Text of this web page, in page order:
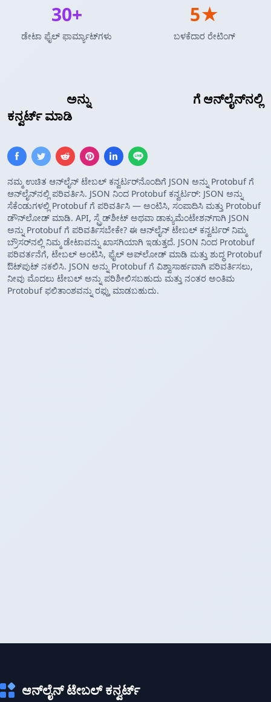
ಅನ್ನು
ಗೆ ಆನ್‌ಲೈನ್‌ನಲ್ಲಿ
ಕನ್ವರ್ಟ್ ಮಾಡಿ
ನಮ್ಮ ಉಚಿತ ಆನ್‌ಲೈನ್ ಟೇಬಲ್ ಕನ್ವರ್ಟರ್‌ನೊಂದಿಗೆ JSON ಅನ್ನು Protobuf ಗೆ
ಆನ್‌ಲೈನ್‌ನಲ್ಲಿ ಪರಿವರ್ತಿಸಿ. JSON ನಿಂದ Protobuf ಕನ್ವರ್ಟರ್: JSON ಅನ್ನು
ಸೆಕೆಂಡುಗಳಲ್ಲಿ Protobuf ಗೆ ಪರಿವರ್ತಿಸಿ — ಅಂಟಿಸಿ, ಸಂಪಾದಿಸಿ ಮತ್ತು Protobuf
ಡೌನ್‌ಲೋಡ್ ಮಾಡಿ. API, ಸ್ಪ್ರೆಡ್‌ಶೀಟ್ ಅಥವಾ ಡಾಕ್ಯುಮೆಂಟೇಶನ್‌ಗಾಗಿ JSON
ಅನ್ನು Protobuf ಗೆ ಪರಿವರ್ತಿಸಬೇಕೇ? ಈ ಆನ್‌ಲೈನ್ ಟೇಬಲ್ ಕನ್ವರ್ಟರ್ ನಿಮ್ಮ
ಬ್ರೌಸರ್‌ನಲ್ಲಿ ನಿಮ್ಮ ಡೇಟಾವನ್ನು ಖಾಸಗಿಯಾಗಿ ಇಡುತ್ತದೆ. JSON ನಿಂದ Protobuf
ಪರಿವರ್ತನೆಗೆ, ಟೇಬಲ್ ಅಂಟಿಸಿ, ಫೈಲ್ ಅಪ್‌ಲೋಡ್ ಮಾಡಿ ಮತ್ತು ಶುದ್ಧ Protobuf
ಔಟ್‌ಪುಟ್ ನಕಲಿಸಿ. JSON ಅನ್ನು Protobuf ಗೆ ವಿಶ್ವಾಸಾರ್ಹವಾಗಿ ಪರಿವರ್ತಿಸಲು,
ನೀವು ಮೊದಲು ಟೇಬಲ್ ಅನ್ನು ಪರಿಶೀಲಿಸಬಹುದು ಮತ್ತು ನಂತರ ಅಂತಿಮ
Protobuf ಫಲಿತಾಂಶವನ್ನು ರಫ್ತು ಮಾಡಬಹುದು.
30+
ಡೇಟಾ ಫೈಲ್ ಫಾರ್ಮ್ಯಾಟ್‌ಗಳು
5★
ಬಳಕೆದಾರ ರೇಟಿಂಗ್
ಆನ್‌ಲೈನ್ ಟೇಬಲ್ ಕನ್ವರ್ಟ್